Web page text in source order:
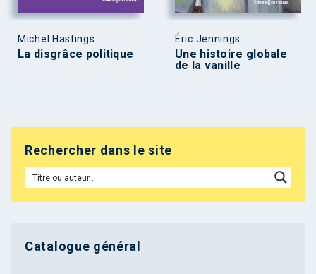
Michel Hastings
La disgrâce politique
Éric Jennings
Une histoire globale
de la vanille
Rechercher dans le site
Catalogue général